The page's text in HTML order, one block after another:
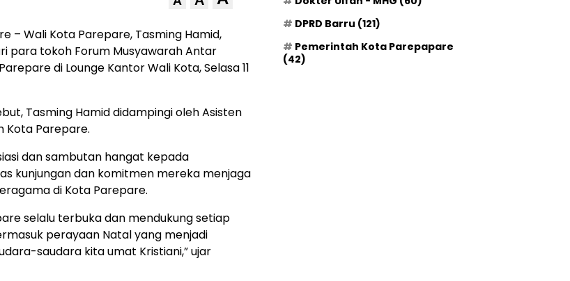
– Wali Kota Parepare, Tasming Hamid,
para tokoh Forum Musyawarah Antar
di Lounge Kantor Wali Kota, Selasa 11
Tasming Hamid didampingi oleh Asisten
Kota Parepare.
dan sambutan hangat kepada
kunjungan dan komitmen mereka menjaga
di Kota Parepare.
selalu terbuka dan mendukung setiap
perayaan Natal yang menjadi
saudara kita umat Kristiani,” ujar
DPRD Barru (121)
Pemerintah Kota Parepapare
(42)